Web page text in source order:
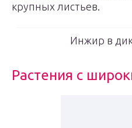
крупных листьев.
Инжир в
Растения с